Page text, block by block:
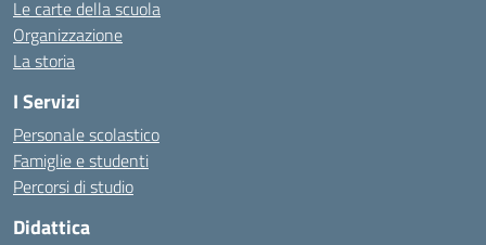
Le carte della scuola
Organizzazione
La storia
I Servizi
Personale scolastico
Famiglie e studenti
Percorsi di studio
Didattica